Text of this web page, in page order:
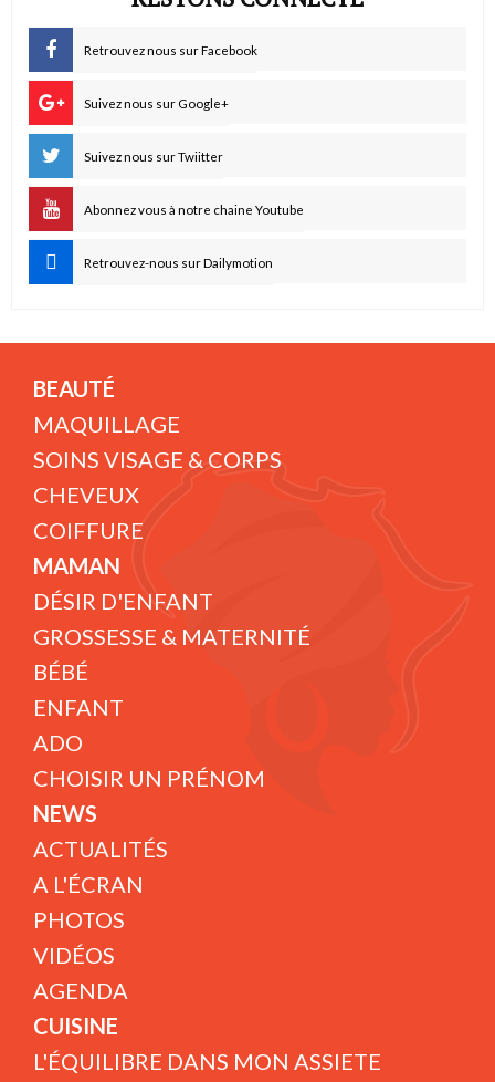
Retrouvez nous sur Facebook
Suivez nous sur Google+
Suivez nous sur Twiitter
Abonnez vous à notre chaine Youtube
Retrouvez-nous sur Dailymotion
BEAUTÉ
MAQUILLAGE
SOINS VISAGE & CORPS
CHEVEUX
COIFFURE
MAMAN
DÉSIR D'ENFANT
GROSSESSE & MATERNITÉ
BÉBÉ
ENFANT
ADO
CHOISIR UN PRÉNOM
NEWS
ACTUALITÉS
A L'ÉCRAN
PHOTOS
VIDÉOS
AGENDA
CUISINE
L'ÉQUILIBRE DANS MON ASSIETE